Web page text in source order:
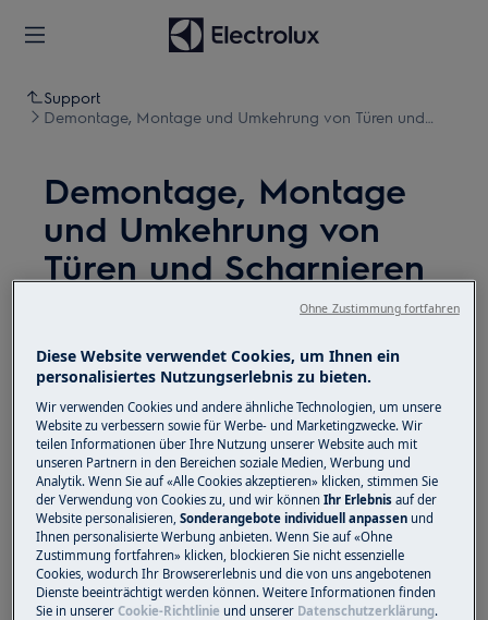
Support
Demontage, Montage und Umkehrung von Türen und
Demontage, Montage
und Umkehrung von
Türen und Scharnieren
Lösung
Deaktivieren Sie vor Wartungsarbeiten das Gerät
und ziehen Sie den Netzstecker aus derSteckdose.
Seien Sie immer vorsichtig, wenn Sie Geräte
bewegen. Bei schweren Geräten müssen zwei
Personen sie bewegen.
Verwenden Sie immer Schutzhandschuhe und
geschlossenes Schuhwerk.
Diese Website verwendet Cookies, um Ihnen ein
personalisiertes Nutzungserlebnis zu bieten.
Wir verwenden Cookies und andere ähnliche Technologien, um unsere
Website zu verbessern sowie für Werbe- und Marketingzwecke. Wir
teilen Informationen über Ihre Nutzung unserer Website auch mit
unseren Partnern in den Bereichen soziale Medien, Werbung und
Analytik. Wenn Sie auf «Alle Cookies akzeptieren» klicken, stimmen Sie
der Verwendung von Cookies zu, und wir könnenIhr Erlebnisauf der
Website personalisieren,Sonderangebote individuell anpassen und
Ihnen personalisierte Werbung anbieten. Wenn Sie auf «Ohne
Zustimmung fortfahren» klicken, blockieren Sie nicht essenzielle
Cookies, wodurch Ihr Browsererlebnis und die von uns angebotenen
Dienste beeinträchtigt werden können. Weitere Informationen finden
Sie in unsererCookie-Richtlinie und unserer Datenschutzerklärung.
Ohne Zustimmung fortfahren